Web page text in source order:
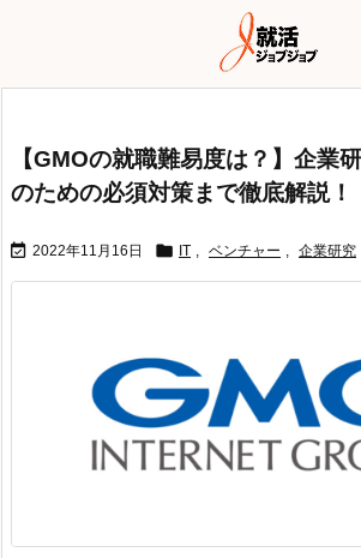
【GMOの就職難易度は？】企業
のための必須対策まで徹底解説！
 2022年11月16日  IT , ベンチャー , 企業研究